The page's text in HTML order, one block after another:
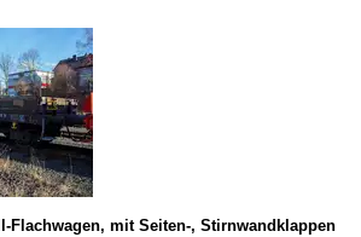
Flachwagen, mit Seiten-, Stirnwandklappen